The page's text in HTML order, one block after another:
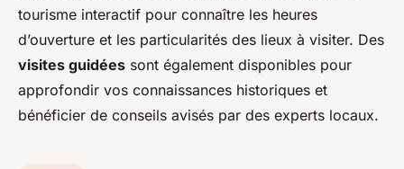
tourisme interactif pour connaître les heures
d’ouverture et les particularités des lieux à visiter. Des
visites guidées sont également disponibles pour
approfondir vos connaissances historiques et
bénéficier de conseils avisés par des experts locaux.